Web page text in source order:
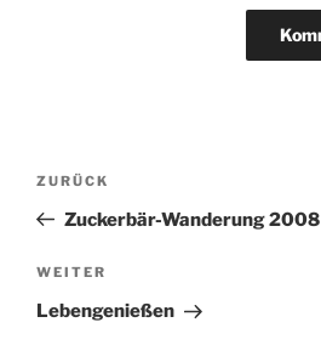
Beitragsnavigation
Vorheriger
Beitrag
ZURÜCK
Zuckerbär-Wanderung 2008
Nächster
Beitrag
WEITER
Lebengenießen